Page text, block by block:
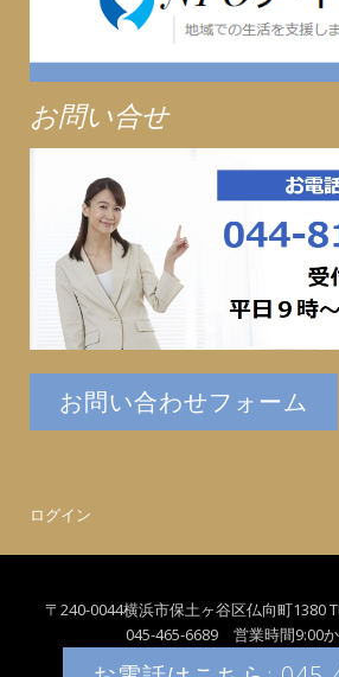
お問い合せ
お問い合わせフォーム
ログイン
〒240-0044横浜市保土ヶ谷区仏向町1380
045-465-6689 営業時間9:00